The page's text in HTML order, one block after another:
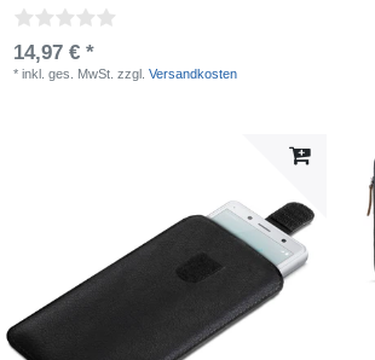
14,97 € *
*inkl. ges. MwSt. zzgl.Versandkosten